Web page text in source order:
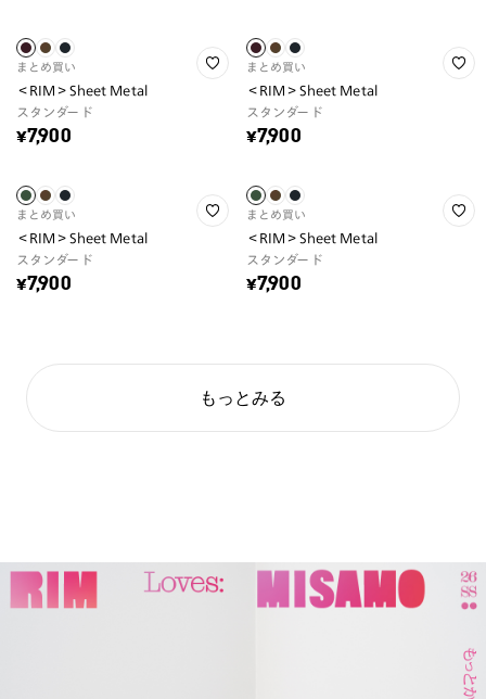
まとめ買い
＜RIM＞Sheet Metal
スタンダード
¥7,900
まとめ買い
＜RIM＞Sheet Metal
スタンダード
¥7,900
まとめ買い
＜RIM＞Sheet Metal
スタンダード
¥7,900
まとめ買い
＜RIM＞Sheet Metal
スタンダード
¥7,900
もっとみる